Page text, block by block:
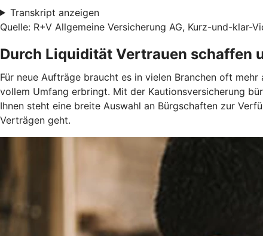
Transkript anzeigen
Quelle: R+V Allgemeine Versicherung AG, Kurz-und-klar-
Durch Liquidität Vertrauen schaffen
Für neue Aufträge braucht es in vielen Branchen oft
vollem Umfang erbringt. Mit der Kautionsversicherung
Ihnen steht eine breite Auswahl an Bürgschaften zur
Verträgen geht.